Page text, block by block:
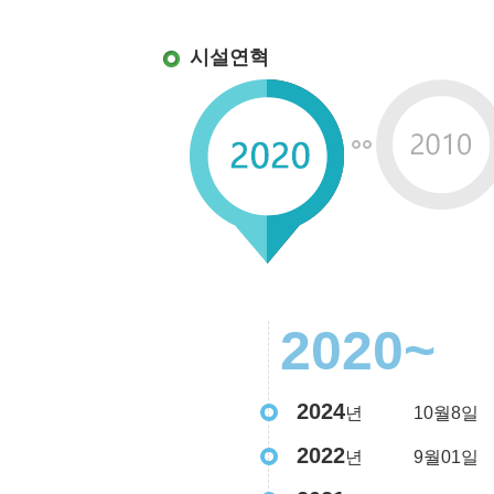
시설연혁
2020~
2024년 10월8일
2022년 9월01일